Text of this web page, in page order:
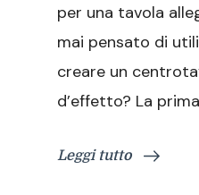
per una tavola
mai pensato di
creare un
d’effetto? La
Leggi tutto